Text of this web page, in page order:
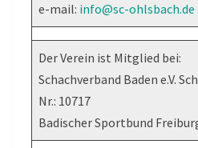
e-mail: info@sc-ohlsbach.de
Der Verein ist Mitglied bei:
Schachverband Baden e.V.
Nr.: 10717
Badischer Sportbund